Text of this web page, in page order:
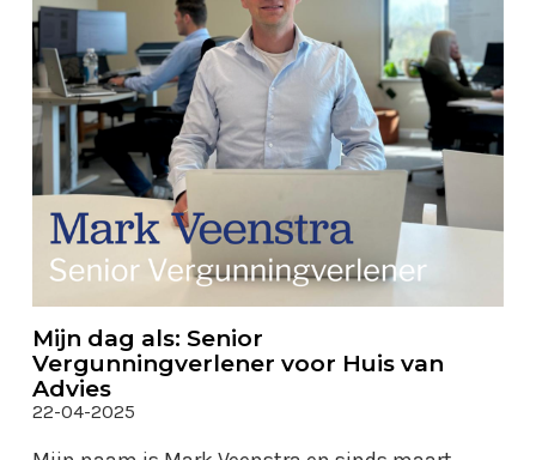
Mijn dag als: Senior
Vergunningverlener voor Huis van
Advies
22-04-2025